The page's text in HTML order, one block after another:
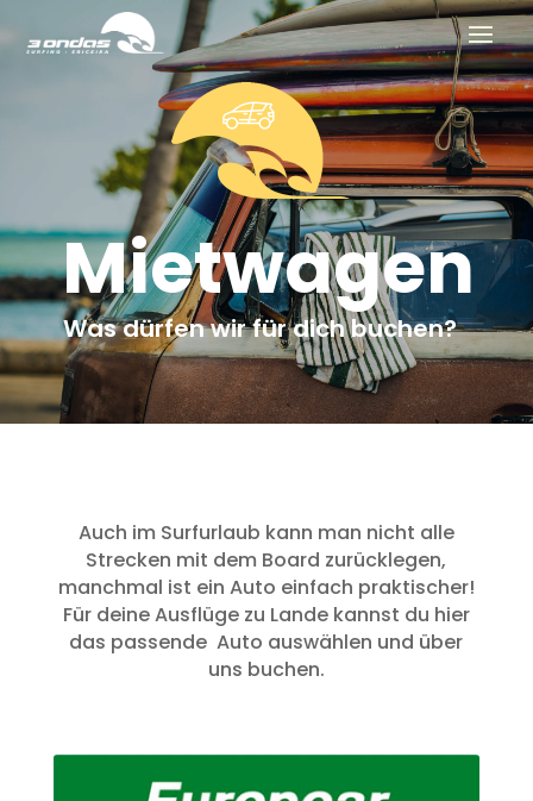
Mietwagen
Was dürfen wir für dich buchen?
Auch im Surfurlaub kann man nicht alle
Strecken mit dem Board zurücklegen,
manchmal ist ein Auto einfach praktischer!
Für deine Ausflüge zu Lande kannst du hier
das passende Auto auswählen und über
uns buchen.